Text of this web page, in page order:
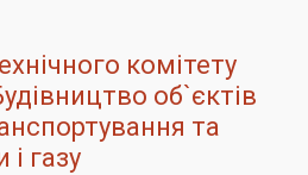
комітету
об`єктів
та
і газу